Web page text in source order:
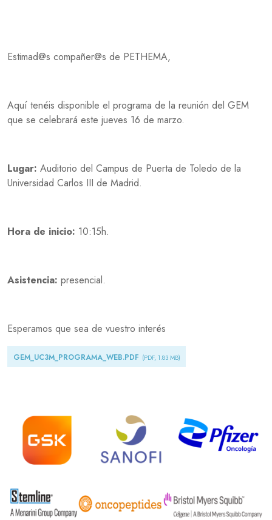
Estimad@s compañer@s de PETHEMA,
Aquí tenéis disponible el programa de la reunión del GEM
que se celebrará este jueves 16 de marzo.
Lugar: Auditorio del Campus de Puerta de Toledo de la
Universidad Carlos III de Madrid.
Hora de inicio: 10:15h.
Asistencia: presencial.
Esperamos que sea de vuestro interés
Document
GEM_UC3M_PROGRAMA_WEB.PDF (PDF, 1.83 MB)